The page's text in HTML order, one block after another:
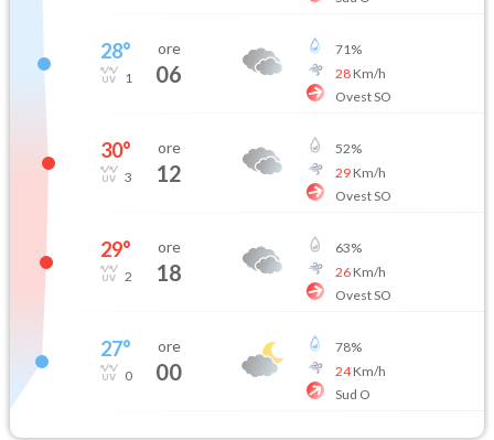
28°
1
ore
06
71%
28Km/h
Ovest SO
30°
3
ore
12
52%
29Km/h
Ovest SO
29°
2
ore
18
63%
26Km/h
Ovest SO
27°
0
ore
00
78%
24Km/h
Sud O